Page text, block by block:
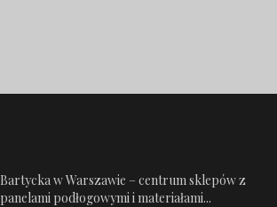
Bartycka w Warszawie – centrum sklepów z
panelami podłogowymi i materiałami...